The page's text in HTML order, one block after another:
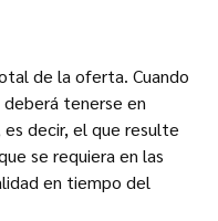
de la oferta. Cuando
tenerse en
decir, el que resulte
se requiera en las
en tiempo del